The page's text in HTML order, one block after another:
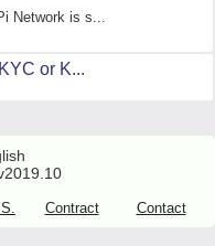
Network is s...
or K...
Contract Contact